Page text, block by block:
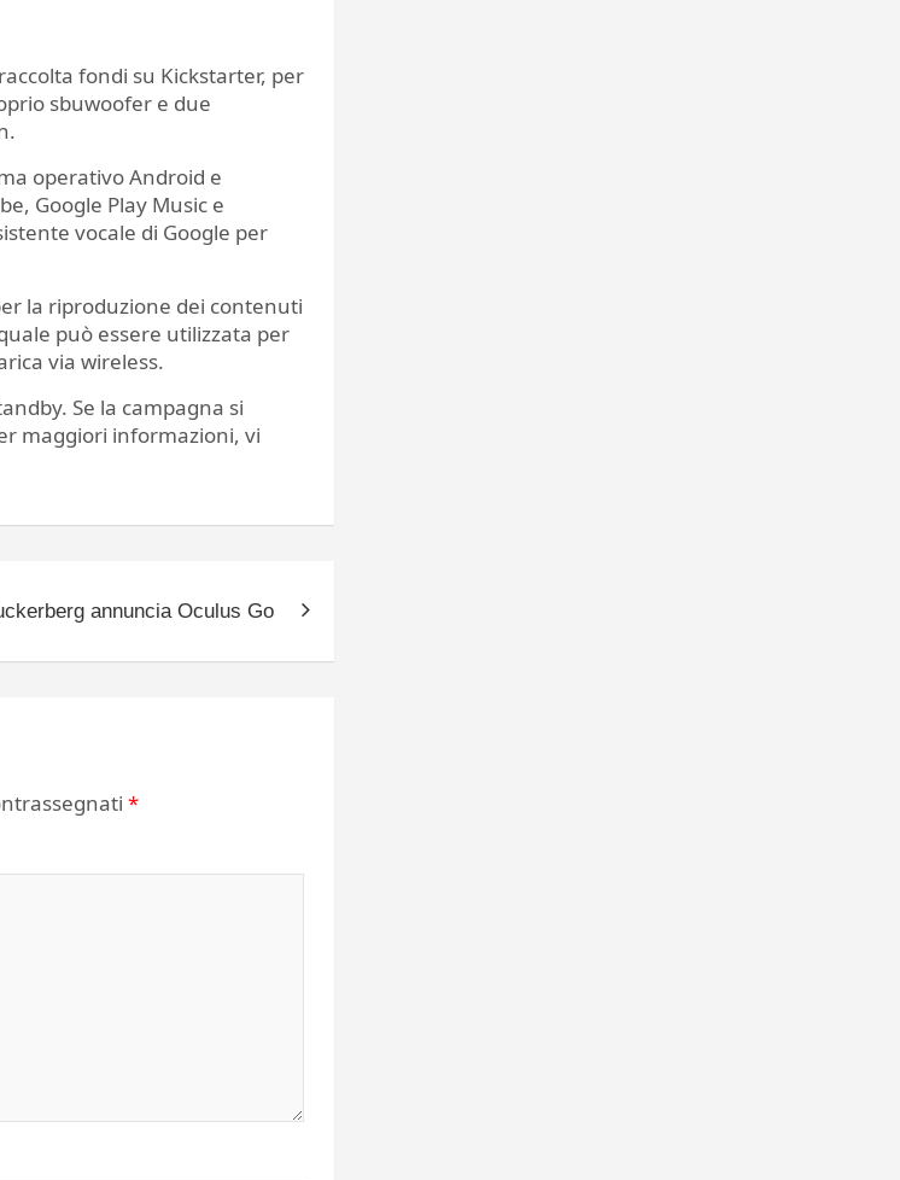
fondi su Kickstarter, per
sbuwoofer e due
operativo Android e
Google Play Music e
vocale di Google per
la riproduzione dei contenuti
può essere utilizzata per
via wireless.
Se la campagna si
maggiori informazioni, vi
annuncia Oculus Go
*